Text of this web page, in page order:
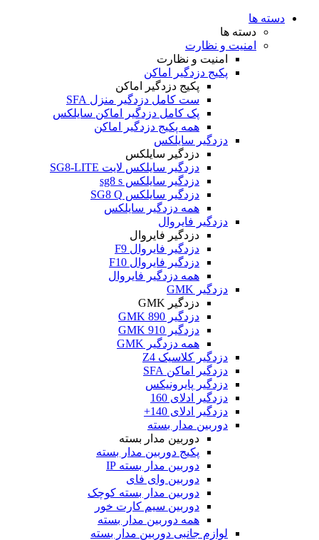
دسته ها
دسته ها
امنیت و نظارت
امنیت و نظارت
پکیج دزدگیر اماکن
پکیج دزدگیر اماکن
ست کامل دزدگیر منزل SFA
پک کامل دزدگیر اماکن سایلکس
همه پکیج دزدگیر اماکن
دزدگیر سایلکس
دزدگیر سایلکس
دزدگیر سایلکس لایت SG8-LITE
دزدگیر سایلکس sg8 s
دزدگیر سایلکس SG8 Q
همه دزدگیر سایلکس
دزدگیر فایروال
دزدگیر فایروال
دزدگیر فایروال F9
دزدگیر فایروال F10
همه دزدگیر فایروال
دزدگیر GMK
دزدگیر GMK
دزدگیر GMK 890
دزدگیر GMK 910
همه دزدگیر GMK
دزدگیر کلاسیک Z4
دزدگیر اماکن SFA
دزدگیر پایرونیکس
دزدگیر ادلای 160
دزدگیر ادلای 140+
دوربین مدار بسته
دوربین مدار بسته
پکیج دوربین مدار بسته
دوربین مدار بسته IP
دوربین وای فای
دوربین مدار بسته کوچک
دوربین سیم کارت خور
همه دوربین مدار بسته
لوازم جانبی دوربین مدار بسته